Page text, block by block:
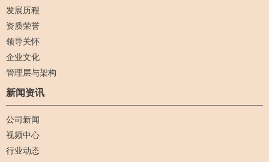
发展历程
资质荣誉
领导关怀
企业文化
管理层与架构
新闻资讯
公司新闻
视频中心
行业动态